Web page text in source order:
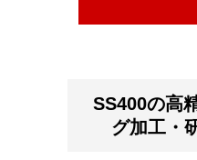
SS400の高
グ加工・